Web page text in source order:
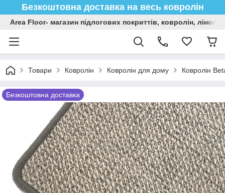
Безкоштовна доставка на весь ковролін
Area Floor- магазин підлогових покриттів, ковролін,
Товари Ковролін Ковролін для дому Ковролін
Безкоштовна доставка